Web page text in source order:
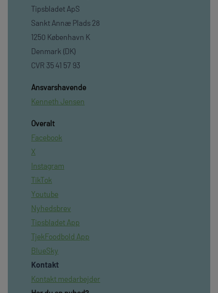
Tipsbladet ApS
Sankt Annæ Plads 28
1250 København K
Denmark (DK)
CVR 35 41 57 93
Ansvarshavende
Kenneth Jensen
Overalt
Facebook
X
Instagram
TikTok
Youtube
Nyhedsbrev
Tipsbladet App
TjekFoodbold App
BlueSky
Kontakt
Kontakt medarbejder